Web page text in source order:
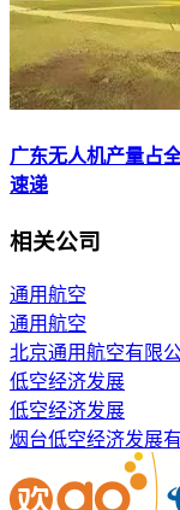
广东无人机产量占
速递
相关公司
通用航空
通用航空
北京通用航空有限
低空经济发展
低空经济发展
烟台低空经济发展